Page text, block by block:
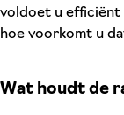
voldoet u efficiënt
hoe voorkomt u
Wat houdt de